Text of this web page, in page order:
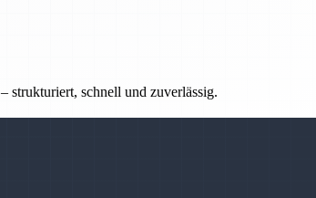
strukturiert, schnell und zuverlässig.